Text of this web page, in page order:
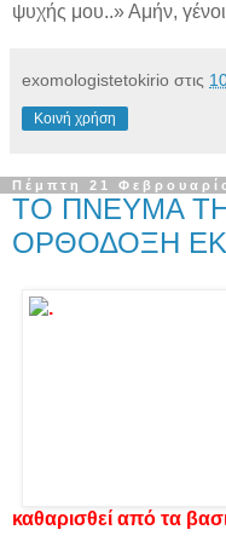
ψυχής μου..» Αμήν,
exomologistetokirio στις
Κοινή χρήση
Πέμπτη 21
ΤΟ ΠΝΕΥΜΑ
ΟΡΘΟΔΟΞΗ
καθαρισθεί από τα